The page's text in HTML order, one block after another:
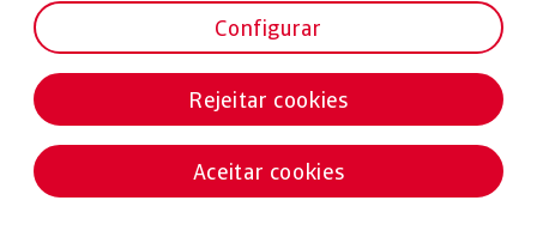
Declaração de privacidade
Compromisso qualidade e segurança
Configurar
Rejeitar cookies
Aceitar cookies